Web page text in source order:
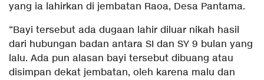
yang ia lahirkan di jembatan Raoa, Desa Pantama.
“Bayi tersebut ada dugaan lahir diluar nikah hasil
dari hubungan badan antara SI dan SY 9 bulan yang
lalu. Ada pun alasan bayi tersebut dibuang atau
disimpan dekat jembatan, oleh karena malu dan